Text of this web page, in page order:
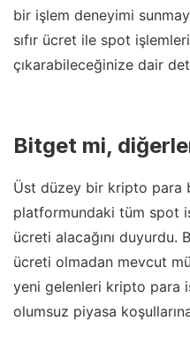
bir işlem deneyimi
sıfır ücret ile spot
çıkarabileceğinize dair
Bitget mi,
Üst düzey bir kripto para
platformundaki tüm spot
ücreti alacağını duyurdu.
ücreti olmadan mevcut
yeni gelenleri kripto para
olumsuz piyasa